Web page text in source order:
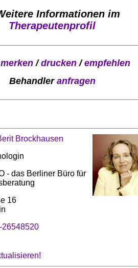
Informationen im
Therapeutenprofil
merken/drucken/empfehlen
Behandler anfragen
Brockhausen
- das Berliner Büro für
16
26548520